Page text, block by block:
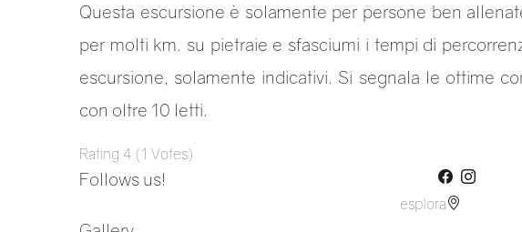
Questa escursione è solamente per persone ben
per molti km. su pietraie e sfasciumi i tempi di
escursione, solamente indicativi. Si segnala le ottime
con oltre 10 letti.
Rating 4 (1 Votes)
Follows us!
esplora